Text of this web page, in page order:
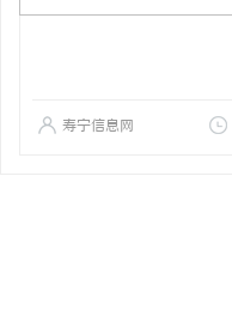
寿宁信息网